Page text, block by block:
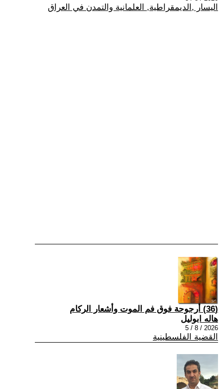
اليسار ,الديمقراطية, العلمانية والتمدن في العراق
(36) أرجوحة فوق فم الموت وأشعار الركام
هاله ابوليل
2026 / 8 / 5
القضية الفلسطينية